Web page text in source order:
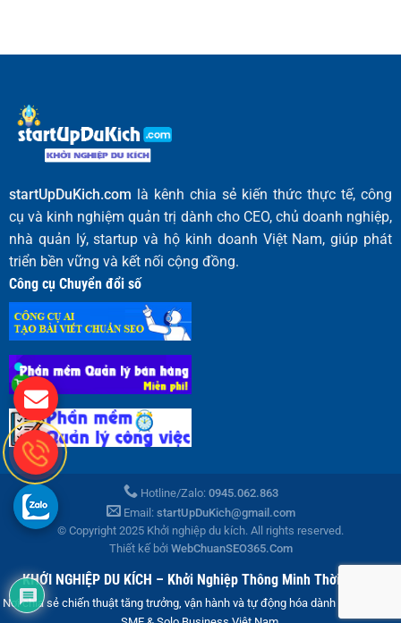
startUpDuKich.com là kênh chia sẻ kiến thức thực tế, công
cụ và kinh nghiệm quản trị dành cho CEO, chủ doanh nghiệp,
nhà quản lý, startup và hộ kinh doanh Việt Nam, giúp phát
triển bền vững và kết nối cộng đồng.
Công cụ Chuyển đổi số
Hotline/Zalo: 0945.062.863
Email: startUpDuKich@gmail.com
© Copyright 2025 Khởi nghiệp du kích. All rights reserved.
Thiết kế bởi WebChuanSEO365.Com
KHỞI NGHIỆP DU KÍCH – Khởi Nghiệp Thông Minh Thời Đại AI
Nơi chia sẻ chiến thuật tăng trưởng, vận hành và tự động hóa dành cho Startup,